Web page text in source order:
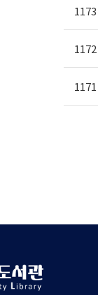
1173
1172
1171